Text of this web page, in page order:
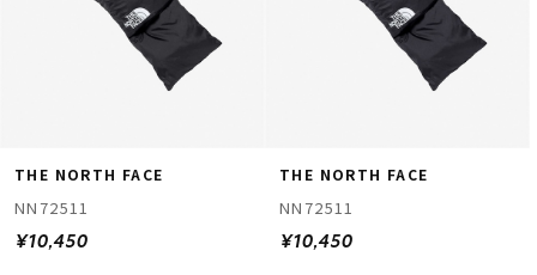
THE NORTH FACE
NN72511
¥10,450
THE NORTH FACE
NN72511
¥10,450